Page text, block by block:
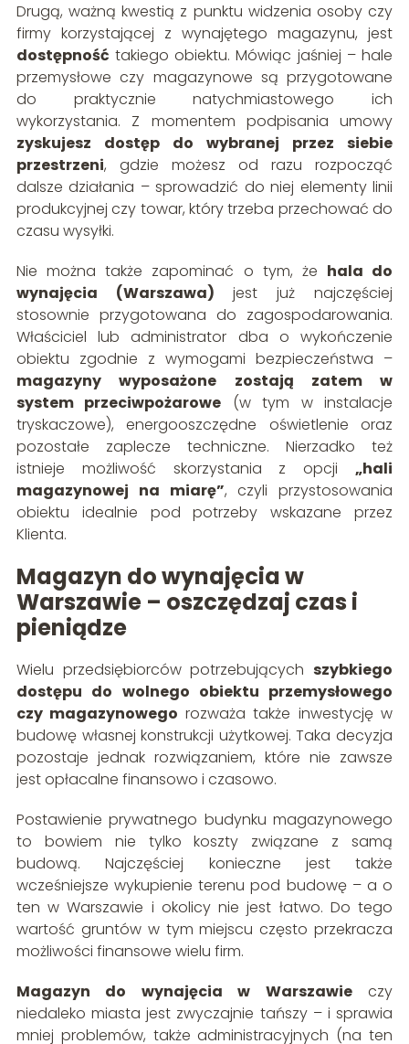
Drugą, ważną kwestią z punktu widzenia osoby czy
firmy korzystającej z wynajętego magazynu, jest
dostępność takiego obiektu. Mówiąc jaśniej – hale
przemysłowe czy magazynowe są przygotowane
do praktycznie natychmiastowego ich
wykorzystania. Z momentem podpisania umowy
zyskujesz dostęp do wybranej przez siebie
przestrzeni, gdzie możesz od razu rozpocząć
dalsze działania – sprowadzić do niej elementy linii
produkcyjnej czy towar, który trzeba przechować do
czasu wysyłki.
Nie można także zapominać o tym, że hala do
wynajęcia (Warszawa) jest już najczęściej
stosownie przygotowana do zagospodarowania.
Właściciel lub administrator dba o wykończenie
obiektu zgodnie z wymogami bezpieczeństwa –
magazyny wyposażone zostają zatem w
system przeciwpożarowe (w tym w instalacje
tryskaczowe), energooszczędne oświetlenie oraz
pozostałe zaplecze techniczne. Nierzadko też
istnieje możliwość skorzystania z opcji„hali
magazynowej na miarę”, czyli przystosowania
obiektu idealnie pod potrzeby wskazane przez
Klienta.
Magazyn do wynajęcia w
Warszawie – oszczędzaj czas i
pieniądze
Wielu przedsiębiorców potrzebującychszybkiego
dostępu do wolnego obiektu przemysłowego
czy magazynowego rozważa także inwestycję w
budowę własnej konstrukcji użytkowej. Taka decyzja
pozostaje jednak rozwiązaniem, które nie zawsze
jest opłacalne finansowo i czasowo.
Postawienie prywatnego budynku magazynowego
to bowiem nie tylko koszty związane z samą
budową. Najczęściej konieczne jest także
wcześniejsze wykupienie terenu pod budowę – a o
ten w Warszawie i okolicy nie jest łatwo. Do tego
wartość gruntów w tym miejscu często przekracza
możliwości finansowe wielu firm.
Magazyn do wynajęcia w Warszawieczy
niedaleko miasta jest zwyczajnie tańszy – i sprawia
mniej problemów, także administracyjnych (na ten